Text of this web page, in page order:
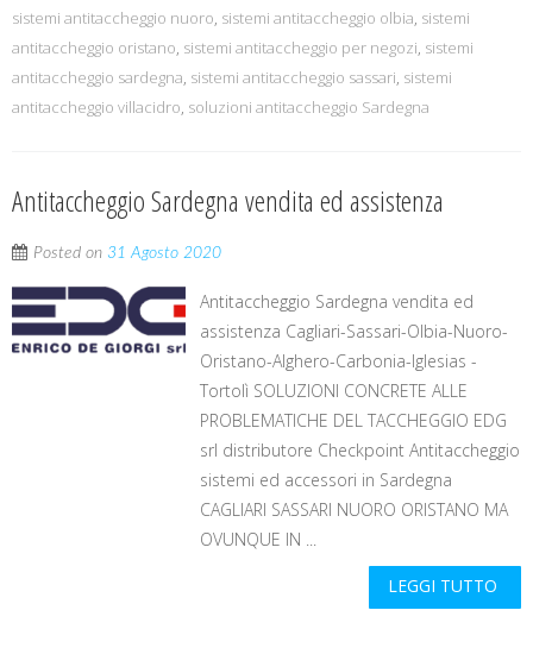
sistemi antitaccheggio nuoro, sistemi antitaccheggio olbia, sistemi
antitaccheggio oristano, sistemi antitaccheggio per negozi, sistemi
antitaccheggio sardegna, sistemi antitaccheggio sassari, sistemi
antitaccheggio villacidro, soluzioni antitaccheggio Sardegna
Antitaccheggio Sardegna vendita ed assistenza
Posted on 31 Agosto 2020
Antitaccheggio Sardegna vendita ed
assistenza Cagliari-Sassari-Olbia-Nuoro-
Oristano-Alghero-Carbonia-Iglesias -
Tortolì SOLUZIONI CONCRETE ALLE
PROBLEMATICHE DEL TACCHEGGIO EDG
srl distributore Checkpoint Antitaccheggio
sistemi ed accessori in Sardegna
CAGLIARI SASSARI NUORO ORISTANO MA
OVUNQUE IN ...
LEGGI TUTTO